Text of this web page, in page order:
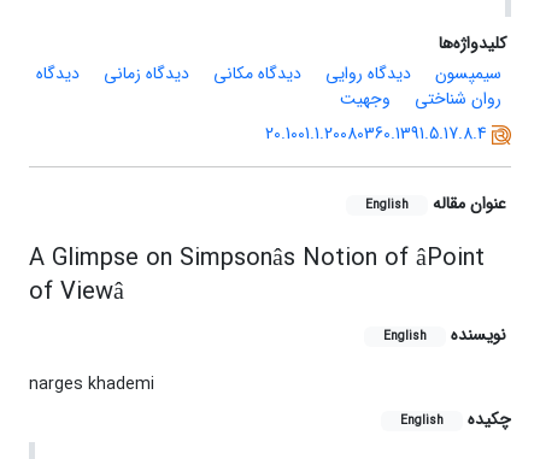
کلیدواژه‌ها
سیمپسون
دیدگاه روایی دیدگاه مکانی دیدگاه زمانی
دیدگاه
روان شناختی
وجهیت
20.1001.1.20080360.1391.5.17.8.4
عنوان مقاله English
A Glimpse on Simpsonâs Notion of âPoint
of Viewâ
نویسنده English
narges khademi
چکیده
English